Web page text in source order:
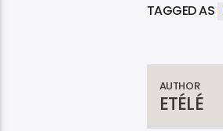
TAGGED AS
AUTHOR
ETÉLÉ